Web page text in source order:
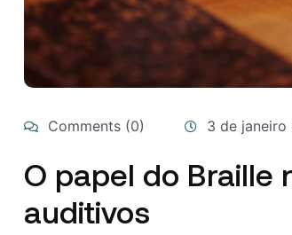
Comments (0) 3 de janeiro
O papel do Braille
auditivos